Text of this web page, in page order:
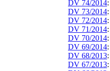
DV 74/2014:
DV 73/2014:
DV 72/2014:
DV 71/2014:
DV 70/2014:
DV 69/2014:
DV 68/2013:
DV 67/2013: